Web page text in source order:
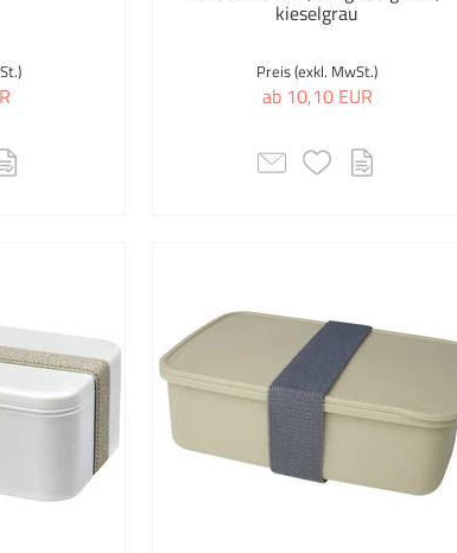
kieselgrau
Preis (exkl. MwSt.)
ab 10,10 EUR